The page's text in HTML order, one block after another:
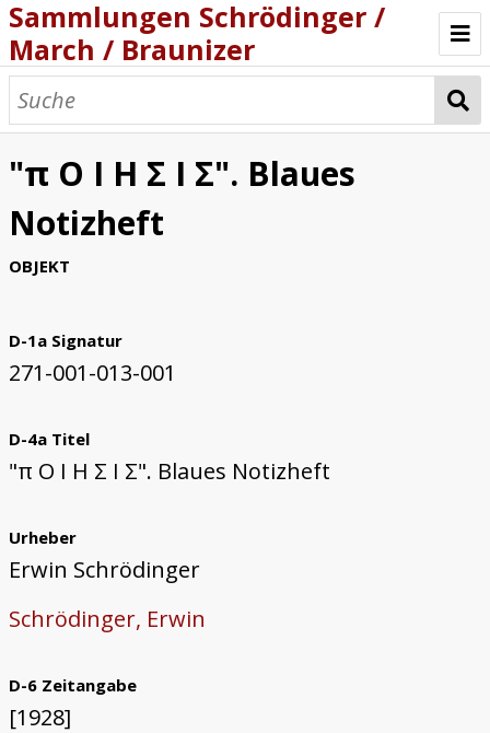
Sammlungen Schrödinger /
March / Braunizer
Willkommen
Katalog
Projekt
"π O I H Σ I Σ". Blaues
Notizheft
OBJEKT
D-1a Signatur
271-001-013-001
D-4a Titel
"π O I H Σ I Σ". Blaues Notizheft
Urheber
Erwin Schrödinger
Schrödinger, Erwin
D-6 Zeitangabe
[1928]